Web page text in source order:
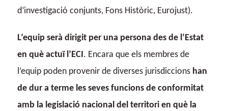
d’investigació conjunts, Fons Històric, Eurojust).
L’equip serà dirigit per una persona des de l’Estat
en què actuï l’ECI. Encara que els membres de
l’equip poden provenir de diverses jurisdiccions han
de dur a terme les seves funcions de conformitat
amb la legislació nacional del territori en què la